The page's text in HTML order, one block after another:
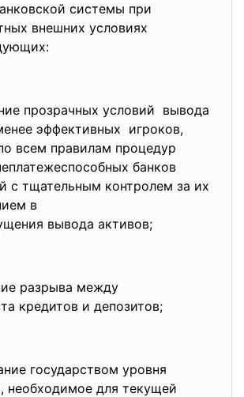
системы при
внешних условиях
прозрачных условий вывода
эффективных игроков,
всем правилам процедур
банков
с тщательным контролем за их
в
вывода активов;
разрыва между
кредитов и депозитов;
государством уровня
необходимое для текущей